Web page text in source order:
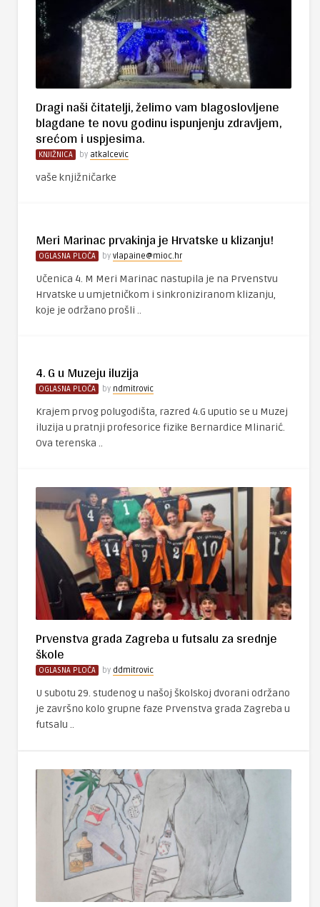
Dragi naši čitatelji, želimo vam blagoslovljene
blagdane te novu godinu ispunjenju zdravljem,
srećom i uspjesima.
KNJIŽNICA by atkalcevic
vaše knjižničarke
Meri Marinac prvakinja je Hrvatske u klizanju!
OGLASNA PLOČA by vlapaine@mioc.hr
Učenica 4. M Meri Marinac nastupila je na Prvenstvu
Hrvatske u umjetničkom i sinkroniziranom klizanju,
koje je održano prošli ..
4. G u Muzeju iluzija
OGLASNA PLOČA by ndmitrovic
Krajem prvog polugodišta, razred 4.G uputio se u Muzej
iluzija u pratnji profesorice fizike Bernardice Mlinarić.
Ova terenska ..
Prvenstva grada Zagreba u futsalu za srednje
škole
OGLASNA PLOČA by ddmitrovic
U subotu 29. studenog u našoj školskoj dvorani održano
je završno kolo grupne faze Prvenstva grada Zagreba u
futsalu ..